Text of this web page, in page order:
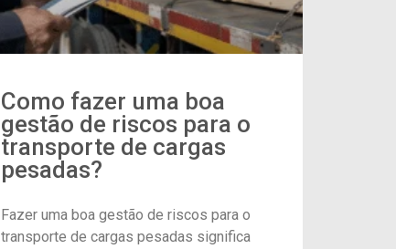
Como fazer uma boa
gestão de riscos para o
transporte de cargas
pesadas?
Fazer uma boa gestão de riscos para o
transporte de cargas pesadas significa